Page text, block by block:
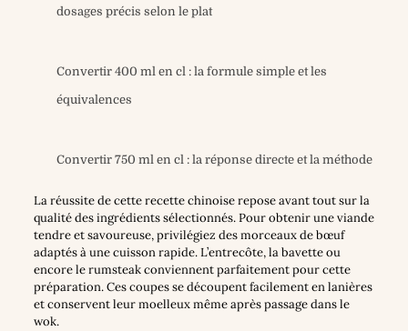
dosages précis selon le plat
Convertir 400 ml en cl : la formule simple et les
équivalences
Convertir 750 ml en cl : la réponse directe et la méthode
La réussite de cette recette chinoise repose avant tout sur la
qualité des ingrédients sélectionnés. Pour obtenir une viande
tendre et savoureuse, privilégiez des morceaux de bœuf
adaptés à une cuisson rapide. L’entrecôte, la bavette ou
encore le rumsteak conviennent parfaitement pour cette
préparation. Ces coupes se découpent facilement en lanières
et conservent leur moelleux même après passage dans le
wok.